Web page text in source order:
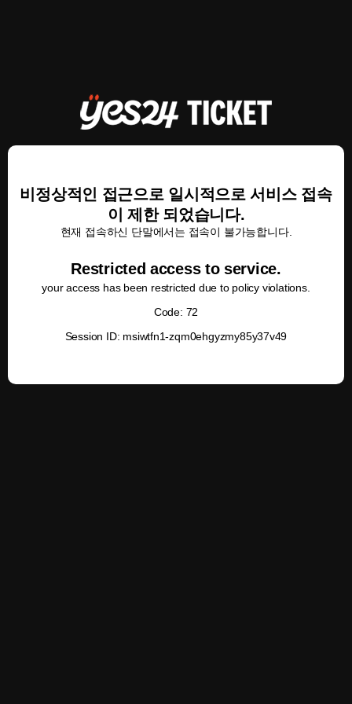
비정상적인 접근으로 일시적으로 서비스 접속
이 제한 되었습니다.
현재 접속하신 단말에서는 접속이 불가능합니다.
Restricted access to service.
your access has been restricted due to policy violations.
Code: 72
Session ID: msiwtfn1-zqm0ehgyzmy85y37v49